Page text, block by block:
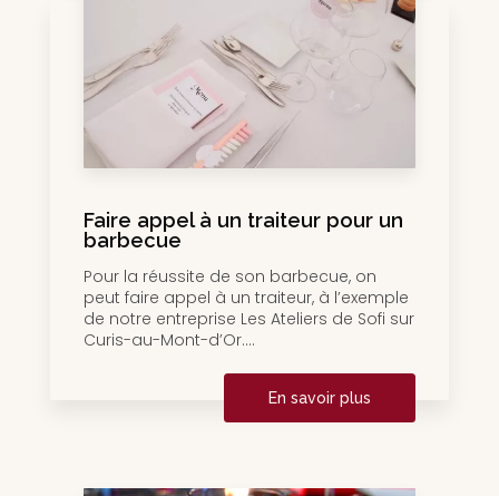
Faire appel à un traiteur pour un
barbecue
Pour la réussite de son barbecue, on
peut faire appel à un traiteur, à l’exemple
de notre entreprise Les Ateliers de Sofi sur
Curis-au-Mont-d’Or....
En savoir plus